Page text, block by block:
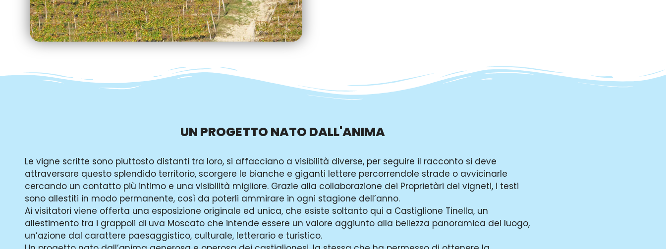
UN PROGETTO NATO DALL'ANIMA
Le vigne scritte sono piuttosto distanti tra loro, si affacciano a visibilità diverse, per seguire il racconto si deve
attraversare questo splendido territorio, scorgere le bianche e giganti lettere percorrendole strade o avvicinarle
cercando un contatto più intimo e una visibilità migliore. Grazie alla collaborazione dei Proprietàri dei vigneti, i testi
sono allestiti in modo permanente, così da poterli ammirare in ogni stagione dell’anno.
Ai visitatori viene offerta una esposizione originale ed unica, che esiste soltanto qui a Castiglione Tinella, un
allestimento tra i grappoli di uva Moscato che intende essere un valore aggiunto alla bellezza panoramica del luogo,
un’azione dal carattere paesaggistico, culturale, letterario e turistico.